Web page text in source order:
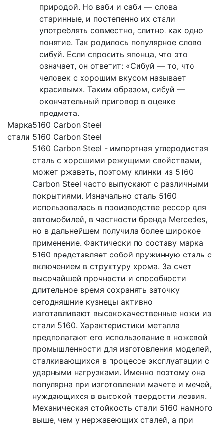
природой. Но ваби и саби — слова
старинные, и постепенно их стали
употреблять совместно, слитно, как одно
понятие. Так родилось популярное слово
сибуй. Если спросить японца, что это
означает, он ответит: «Сибуй — то, что
человек с хорошим вкусом называет
красивым». Таким образом, сибуй —
окончательный приговор в оценке
предмета.
Марка
стали
5160 Carbon Steel
5160 Carbon Steel
5160 Carbon Steel - импортная углеродистая
сталь с хорошими режущими свойствами,
может ржаветь, поэтому клинки из 5160
Carbon Steel часто выпускают с различными
покрытиями. Изначально сталь 5160
использовалась в производстве рессор для
автомобилей, в частности бренда Mercedes,
но в дальнейшем получила более широкое
применение. Фактически по составу марка
5160 представляет собой пружинную сталь с
включением в структуру хрома. За счет
высочайшей прочности и способности
длительное время сохранять заточку
сегодняшние кузнецы активно
изготавливают высококачественные ножи из
стали 5160. Характеристики металла
предполагают его использование в ножевой
промышленности для изготовления моделей,
сталкивающихся в процессе эксплуатации с
ударными нагрузками. Именно поэтому она
популярна при изготовлении мачете и мечей,
нуждающихся в высокой твердости лезвия.
Механическая стойкость стали 5160 намного
выше, чем у нержавеющих сталей, а при